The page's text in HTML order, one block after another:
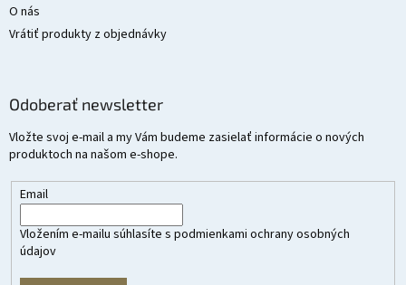
O nás
Vrátiť produkty z objednávky
Odoberať newsletter
Vložte svoj e-mail a my Vám budeme zasielať informácie o nových
produktoch na našom e-shope.
Email
Vložením e-mailu súhlasíte s podmienkami ochrany osobných
údajov